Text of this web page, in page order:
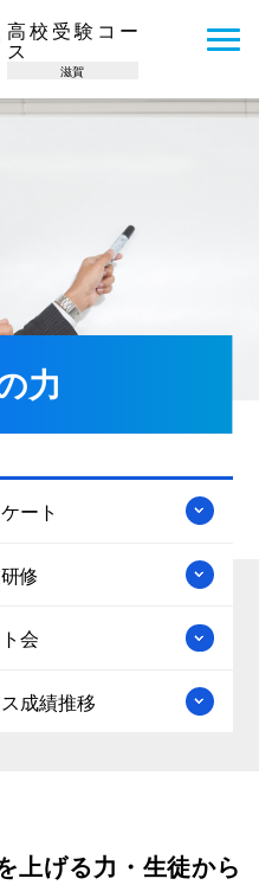
高校受験コー
ス
滋賀
力
ート
修
会
成績推移
上げる力・生徒から